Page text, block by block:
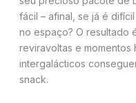
fácil – afinal, se já é
no espaço? O resultado
reviravoltas e momentos
intergalácticos
snack.